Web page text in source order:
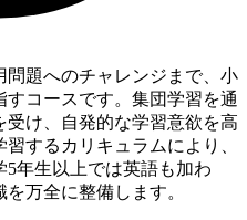
題へのチャレンジまで、小
コースです。集団学習を通
受け、自発的な学習意欲を高
するカリキュラムにより、
年生以上では英語も加わ
万全に整備します。